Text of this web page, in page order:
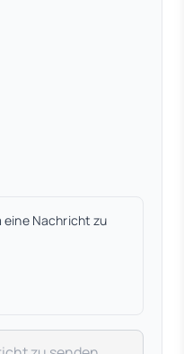
neuem Tab)
eine Nachricht zu